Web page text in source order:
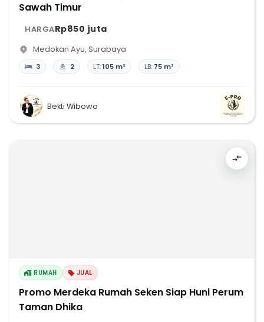
Sawah Timur
HARGARp850 juta
Medokan Ayu, Surabaya
3 2 LT:105 m² LB: 75 m²
Bekti Wibowo
RUMAH JUAL
Promo Merdeka Rumah Seken Siap Huni Perum
Taman Dhika